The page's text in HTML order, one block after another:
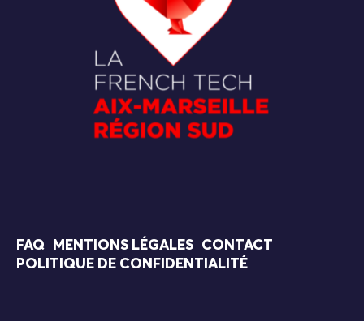
FAQ MENTIONS LÉGALES
CONTACT
POLITIQUE DE CONFIDENTIALITÉ